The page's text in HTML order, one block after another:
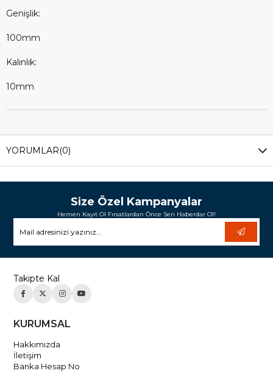
Genişlik:
100mm
Kalınlık:
10mm
YORUMLAR(0)
Size Özel Kampanyalar
Hemen Kayıt Ol Fırsatlardan Önce Sen Haberdar Ol!
Takipte Kal
KURUMSAL
Hakkımızda
İletişim
Banka Hesap No